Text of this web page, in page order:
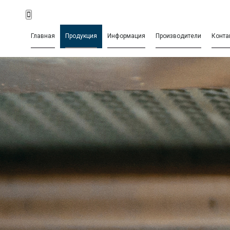
Главная Продукция Информация Производители